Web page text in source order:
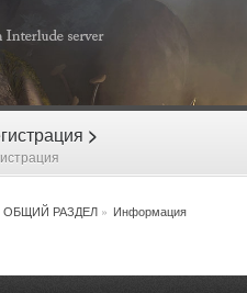
>
ОБЩИЙ РАЗДЕЛ» Информация